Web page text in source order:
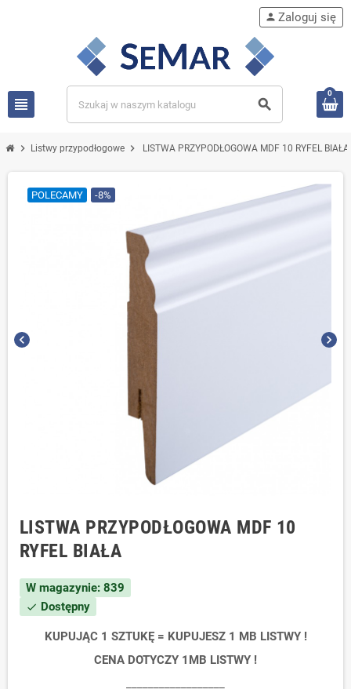
view_headline search
person Zaloguj się
0
chevron_right Listwy przypodłogowe chevron_right LISTWA PRZYPODŁOGOWA MDF 10 RYFEL BIAŁA
chevron_left chevron_right
POLECAMY -8%
LISTWA PRZYPODŁOGOWA MDF 10
RYFEL BIAŁA
W magazynie: 839
check Dostępny
KUPUJĄC 1 SZTUKĘ = KUPUJESZ 1 MB LISTWY !
CENA DOTYCZY 1MB LISTWY !